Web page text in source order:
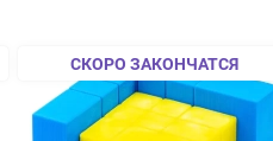
СКОРО ЗАКОНЧАТСЯ